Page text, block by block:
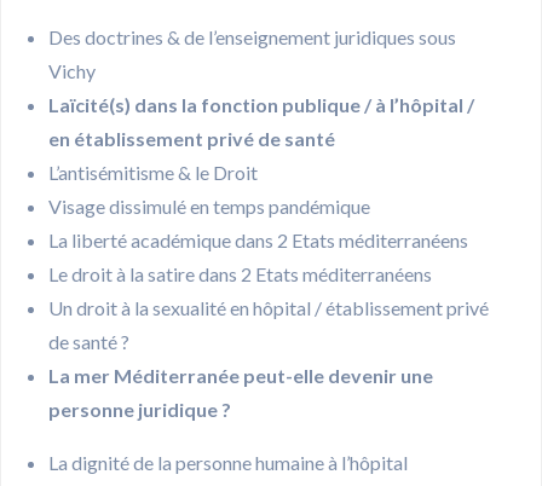
Des doctrines & de l’enseignement juridiques sous
Vichy
Laïcité(s) dans la fonction publique / à l’hôpital /
en établissement privé de santé
L’antisémitisme & le Droit
Visage dissimulé en temps pandémique
La liberté académique dans 2 Etats méditerranéens
Le droit à la satire dans 2 Etats méditerranéens
Un droit à la sexualité en hôpital / établissement privé
de santé ?
La mer Méditerranée peut-elle devenir une
personne juridique ?
La dignité de la personne humaine à l’hôpital